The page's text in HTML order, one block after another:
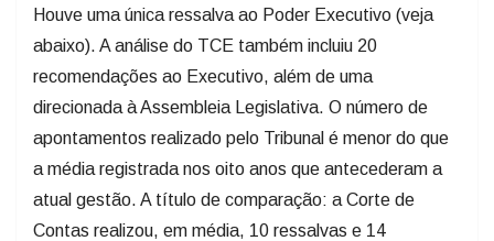
Houve uma única ressalva ao Poder Executivo (veja
abaixo). A análise do TCE também incluiu 20
recomendações ao Executivo, além de uma
direcionada à Assembleia Legislativa. O número de
apontamentos realizado pelo Tribunal é menor do que
a média registrada nos oito anos que antecederam a
atual gestão. A título de comparação: a Corte de
Contas realizou, em média, 10 ressalvas e 14